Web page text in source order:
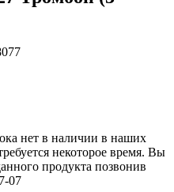
нет в наличии в наших
некоторое время. Вы
продукта позвонив
07